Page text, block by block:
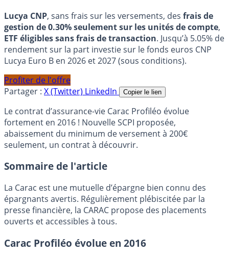
Lucya CNP, sans frais sur les versements, des frais de
gestion de 0.30% seulement sur les unités de compte,
ETF éligibles sans frais de transaction. Jusqu’à 5.05% de
rendement sur la part investie sur le fonds euros CNP
Lucya Euro B en 2026 et 2027 (sous conditions).
Profiter de l'offre
Partager : X (Twitter) LinkedIn Copier le lien
Le contrat d’assurance-vie Carac Profiléo évolue
fortement en 2016 ! Nouvelle SCPI proposée,
abaissement du minimum de versement à 200€
seulement, un contrat à découvrir.
Sommaire de l'article
La Carac est une mutuelle d’épargne bien connu des
épargnants avertis. Régulièrement plébiscitée par la
presse financière, la CARAC propose des placements
ouverts et accessibles à tous.
Carac Profiléo évolue en 2016